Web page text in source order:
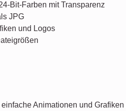
Bit-Farben mit Transparenz
JPG
und Logos
Animationen und